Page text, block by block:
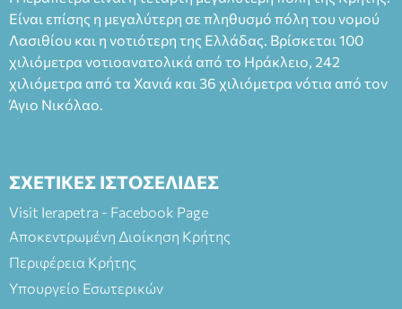
άνω των 65 Προπώληση: Βιβλιοπωλείο Πάπυρος (Πλατεία
Πλαστήρα), E&G Mini market (Δημοκρατίας 39 Ιεράπετρα)
και στο more.com Χώρος: 3ο Γυμνάσιο Ιεράπετρας
(Είσοδος ΕΠΑ.Λ.) Έναρξη 21:15 Οργάνωση: ΚΝΩΣΟΣ
ΘΕΑΤΡΙΚΕΣ ΠΑΡΑΓΩΓΕΣ ΕΕ
Είναι επίσης η μεγαλύτερη σε πληθυσμό πόλη του νομού
Λασιθίου και η νοτιότερη της Ελλάδας. Βρίσκεται 100
χιλιόμετρα νοτιοανατολικά από το Ηράκλειο, 242
χιλιόμετρα από τα Χανιά και 36 χιλιόμετρα νότια από τον
Άγιο Νικόλαο.
ΣΧΕΤΙΚΕΣ ΙΣΤΟΣΕΛΙΔΕΣ
Visit Ierapetra - Facebook Page
Αποκεντρωμένη Διοίκηση Κρήτης
Περιφέρεια Κρήτης
Υπουργείο Εσωτερικών